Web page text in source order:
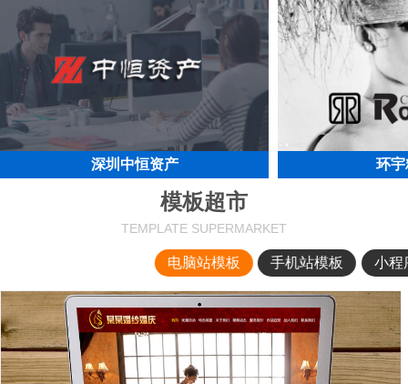
深圳中恒资产 环
模板超市
TEMPLATE SUPERMARKET
电脑站模板 手机站模板 小程